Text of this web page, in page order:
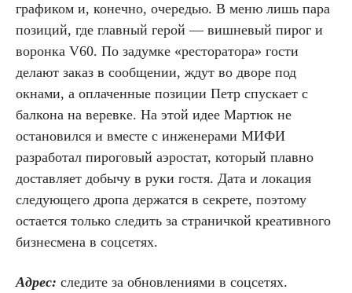
графиком и, конечно, очередью. В меню лишь пара
позиций, где главный герой — вишневый пирог и
воронка V60. По задумке «ресторатора» гости
делают заказ в сообщении, ждут во дворе под
окнами, а оплаченные позиции Петр спускает с
балкона на веревке. На этой идее Мартюк не
остановился и вместе с инженерами МИФИ
разработал пироговый аэростат, который плавно
доставляет добычу в руки гостя. Дата и локация
следующего дропа держатся в секрете, поэтому
остается только следить за страничкой креативного
бизнесмена в соцсетях.
Адрес: следите за обновлениями в соцсетях.